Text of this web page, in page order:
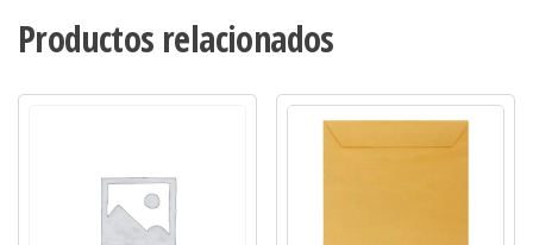
Productos relacionados